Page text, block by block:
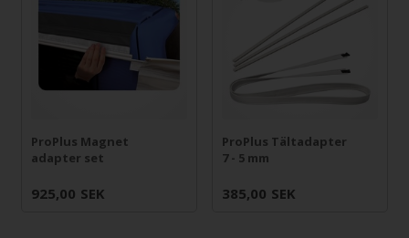
ProPlus Magnet
adapter set
925,00 SEK
ProPlus Tältadapter
7 - 5 mm
385,00 SEK